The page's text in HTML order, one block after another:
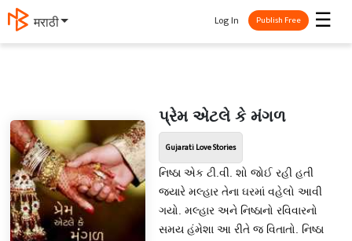
मराठी ☰
Log In Publish Free
પ્રેમ એટલે કે મંગળ
Gujarati Love Stories
નિષ્ઠા એક ટી.વી. શો જોઈ રહી હતી
જ્યારે મલ્હાર તેના ઘરમાં વહેલો આવી
ગયો. મલ્હાર અને નિષ્ઠાનો રવિવારનો
સમય હંમેશા આ રીતે જ વિતાતો. નિષ્ઠા